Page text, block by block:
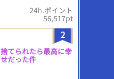
24h.ポイント
56,517pt
2
捨てられたら最高に幸
せだった件